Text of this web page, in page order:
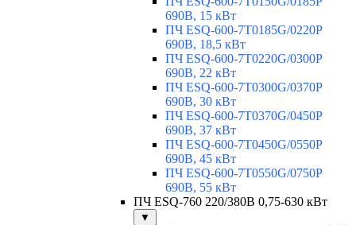
690В, 15 кВт
ПЧ ESQ-600-7T0185G/0220P
690В, 18,5 кВт
ПЧ ESQ-600-7T0220G/0300P
690В, 22 кВт
ПЧ ESQ-600-7T0300G/0370P
690В, 30 кВт
ПЧ ESQ-600-7T0370G/0450P
690В, 37 кВт
ПЧ ESQ-600-7T0450G/0550P
690В, 45 кВт
ПЧ ESQ-600-7T0550G/0750P
690В, 55 кВт
ПЧ ESQ-760 220/380В 0,75-630 кВт
▼